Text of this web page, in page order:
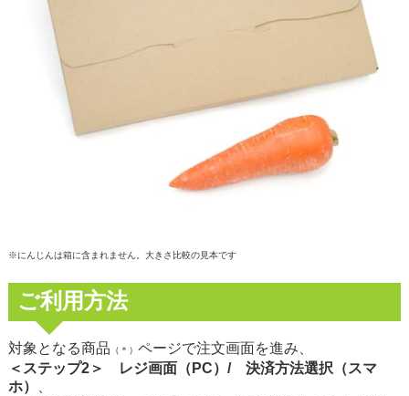
※にんじんは箱に含まれません。大きさ比較の見本です
ご利用方法
対象となる商品 （＊） ページで注文画面を進み、
＜ステップ2＞ レジ画面（PC）/ 決済方法選択（スマ
ホ）